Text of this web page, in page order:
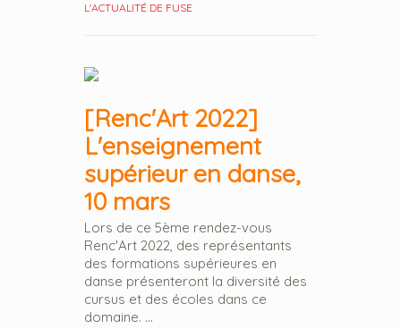
L'ACTUALITÉ DE FUSE
[Renc'Art 2022]
L'enseignement
supérieur en danse,
10 mars
Lors de ce 5ème rendez-vous
Renc'Art 2022, des représentants
des formations supérieures en
danse présenteront la diversité des
cursus et des écoles dans ce
domaine. ...